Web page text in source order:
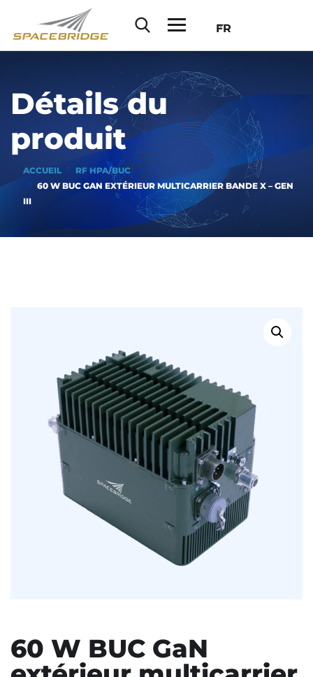
FR
Détails du
produit
ACCUEIL
RF HPA/BUC
60 W BUC GAN EXTÉRIEUR MULTICARRIER BANDE X – GEN
III
60 W BUC GaN